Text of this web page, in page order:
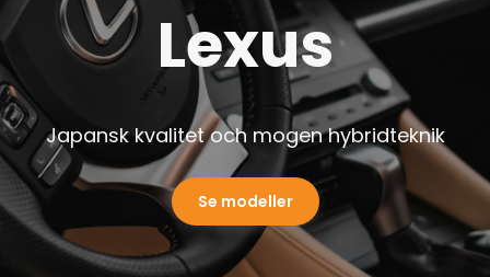
Lexus
Japansk kvalitet och mogen hybridteknik
Se modeller